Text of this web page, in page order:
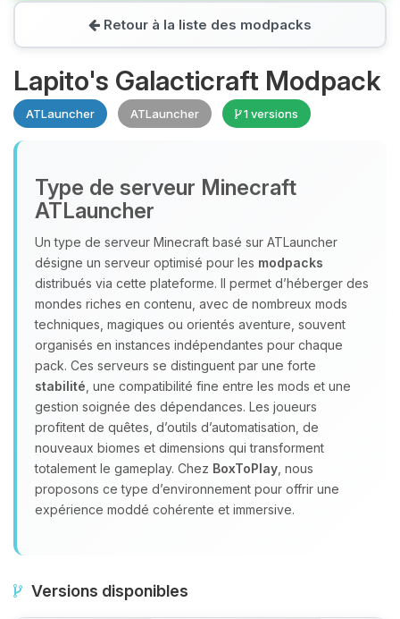
Retour à la liste des modpacks
Lapito's Galacticraft Modpack
ATLauncher ATLauncher 1 versions
Type de serveur Minecraft
ATLauncher
Un type de serveur Minecraft basé sur ATLauncher
désigne un serveur optimisé pour les modpacks
distribués via cette plateforme. Il permet d’héberger des
mondes riches en contenu, avec de nombreux mods
techniques, magiques ou orientés aventure, souvent
organisés en instances indépendantes pour chaque
pack. Ces serveurs se distinguent par une forte
stabilité , une compatibilité fine entre les mods et une
gestion soignée des dépendances. Les joueurs
profitent de quêtes, d’outils d’automatisation, de
nouveaux biomes et dimensions qui transforment
totalement le gameplay. Chez BoxToPlay , nous
proposons ce type d’environnement pour offrir une
expérience moddé cohérente et immersive.
Versions disponibles
Youpi, enfin quelqu’un pour me
parler ! Moi c’est Choupy, ton petit
assistant BoxToPlay. Dis-moi ce dont
tu as besoin et je vais remuer mes
petits circuits pour t’aider.
06/08/2026 à 20:56